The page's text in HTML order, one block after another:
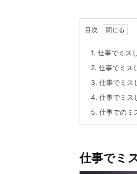
目次
1. 仕事でミス
2. 仕事でミス
3. 仕事でミス
4. 仕事でミス
5. 仕事でのミ
仕事でミ